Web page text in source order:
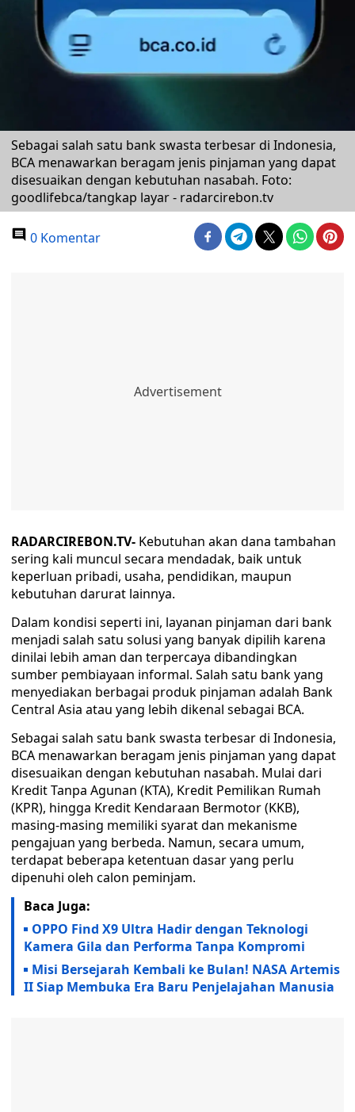
Sebagai salah satu bank swasta terbesar di Indonesia,
BCA menawarkan beragam jenis pinjaman yang dapat
disesuaikan dengan kebutuhan nasabah. Foto:
goodlifebca/tangkap layar - radarcirebon.tv
0 Komentar
RADARCIREBON.TV- Kebutuhan akan dana tambahan
sering kali muncul secara mendadak, baik untuk
keperluan pribadi, usaha, pendidikan, maupun
kebutuhan darurat lainnya.
Dalam kondisi seperti ini, layanan pinjaman dari bank
menjadi salah satu solusi yang banyak dipilih karena
dinilai lebih aman dan terpercaya dibandingkan
sumber pembiayaan informal. Salah satu bank yang
menyediakan berbagai produk pinjaman adalah Bank
Central Asia atau yang lebih dikenal sebagai BCA.
Sebagai salah satu bank swasta terbesar di Indonesia,
BCA menawarkan beragam jenis pinjaman yang dapat
disesuaikan dengan kebutuhan nasabah. Mulai dari
Kredit Tanpa Agunan (KTA), Kredit Pemilikan Rumah
(KPR), hingga Kredit Kendaraan Bermotor (KKB),
masing-masing memiliki syarat dan mekanisme
pengajuan yang berbeda. Namun, secara umum,
terdapat beberapa ketentuan dasar yang perlu
dipenuhi oleh calon peminjam.
Baca Juga:
OPPO Find X9 Ultra Hadir dengan Teknologi
Kamera Gila dan Performa Tanpa Kompromi
Misi Bersejarah Kembali ke Bulan! NASA Artemis
II Siap Membuka Era Baru Penjelajahan Manusia